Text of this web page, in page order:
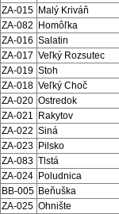
ZA-015 Malý Kriváň
ZA-082
Homôľka
ZA-016 Salatin
ZA-017 Veľký Rozsutec
ZA-019 Stoh
ZA-018 Veľký Choč
ZA-020 Ostredok
ZA-021
Rakytov
ZA-022 Siná
ZA-023 Pilsko
ZA-083 Tlstá
ZA-024 Poludnica
BB-005 Beňuška
ZA-025 Ohnište